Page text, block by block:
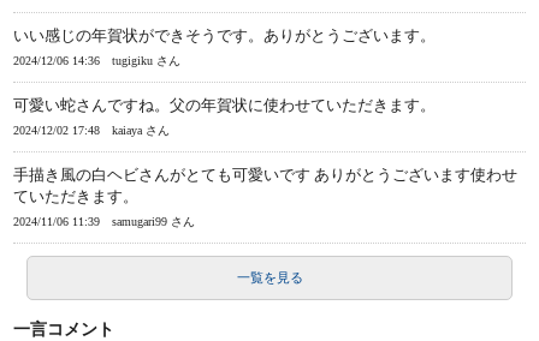
いい感じの年賀状ができそうです。ありがとうございます。
2024/12/06 14:36 tugigiku さん
可愛い蛇さんですね。父の年賀状に使わせていただきます。
2024/12/02 17:48 kaiaya さん
手描き風の白ヘビさんがとても可愛いです ありがとうございます使わせ
ていただきます。
2024/11/06 11:39 samugari99 さん
一覧を見る
一言コメント